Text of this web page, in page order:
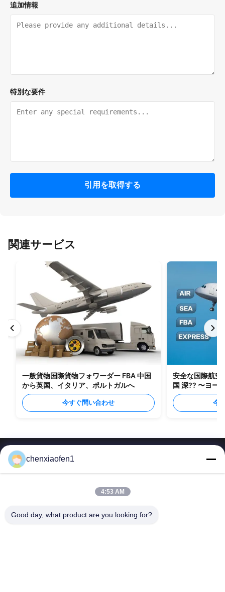
追加情報
特別な要件
引用を取得する
関連サービス
一般貨物国際貨物フォワーダー FBA 中国
から英国、イタリア、ポルトガルへ
今すぐ問い合わせ
安全な国際航空
国 深?? 〜ヨー
今
chenxiaofen1
4:53 AM
Good day, what product are you looking for?